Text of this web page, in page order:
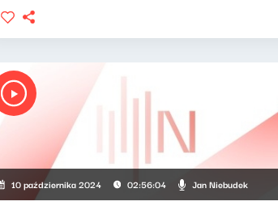
10 października 2024 02:56:04 Jan Niebudek